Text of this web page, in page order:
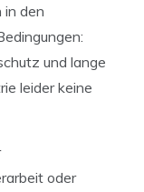
in den
und lange
leider keine
oder